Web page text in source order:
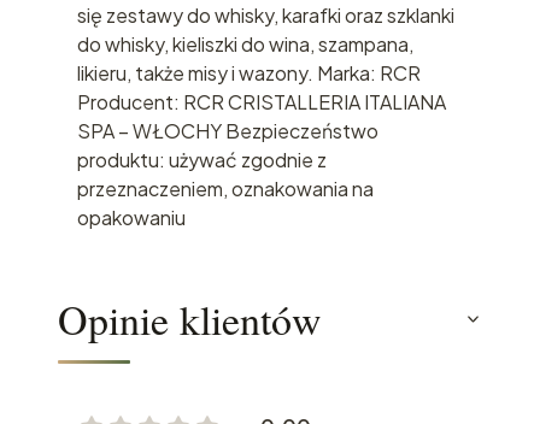
się zestawy do whisky, karafki oraz szklanki
do whisky, kieliszki do wina, szampana,
likieru, także misy i wazony. Marka: RCR
Producent: RCR CRISTALLERIA ITALIANA
SPA – WŁOCHY Bezpieczeństwo
produktu: używać zgodnie z
przeznaczeniem, oznakowania na
opakowaniu
Opinie klientów